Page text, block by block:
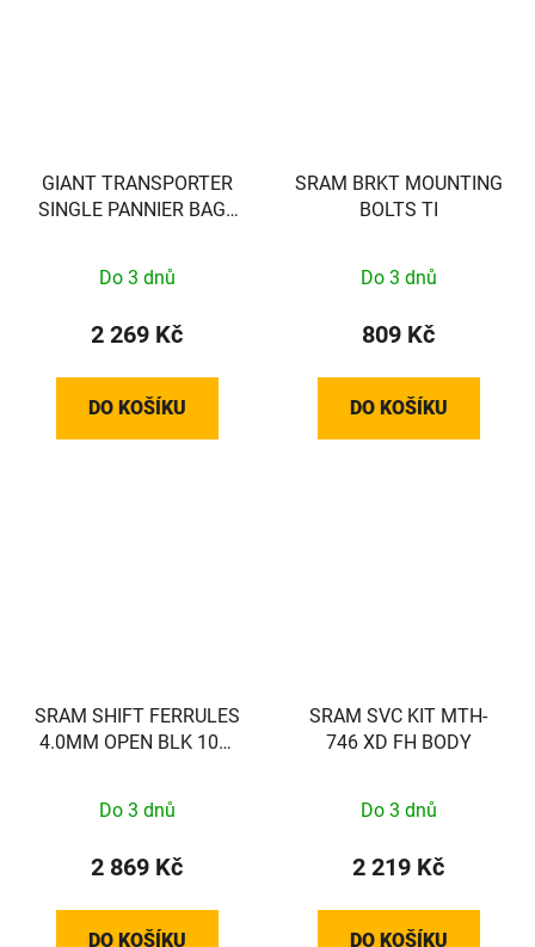
GIANT TRANSPORTER
SINGLE PANNIER BAG -
440000037
Do 3 dnů
2 269 Kč
DO KOŠÍKU
SRAM BRKT MOUNTING
BOLTS TI
Do 3 dnů
809 Kč
DO KOŠÍKU
SRAM SHIFT FERRULES
4.0MM OPEN BLK 100-
Do 3 dnů
2 869 Kč
DO KOŠÍKU
SRAM SVC KIT MTH-
746 XD FH BODY
Do 3 dnů
2 219 Kč
DO KOŠÍKU